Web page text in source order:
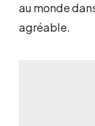
au monde
agréable.